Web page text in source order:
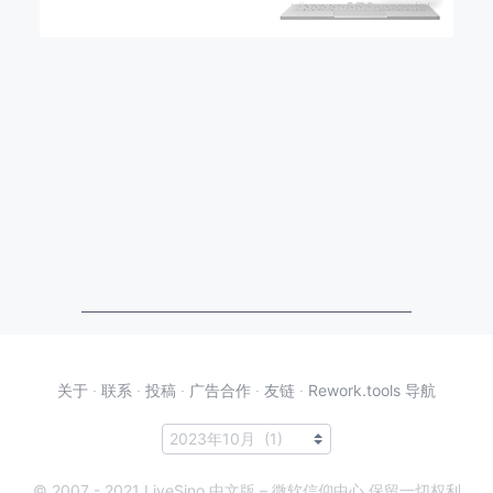
关于 · 联系 · 投稿 · 广告合作 · 友链 · Rework.tools 导航